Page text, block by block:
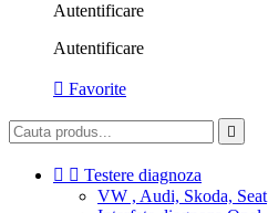
Autentificare
Autentificare
 Favorite

  Testere diagnoza
VW , Audi, Skoda, Seat